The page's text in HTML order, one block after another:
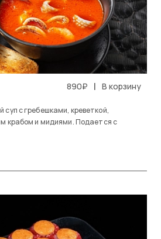
890₽ | В корзину
с гребешками, креветкой,
крабом и мидиями. Подается с